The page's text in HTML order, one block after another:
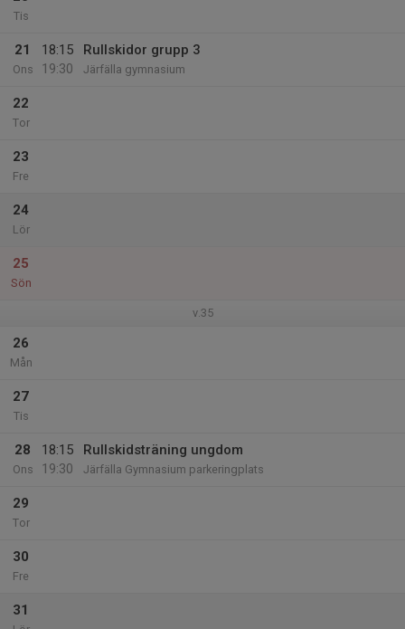
Tis
21
Ons
18:15
19:30
Rullskidor grupp 3
Järfälla gymnasium
22
Tor
23
Fre
24
Lör
25
Sön
v.35
26
Mån
27
Tis
28
Ons
18:15
19:30
Rullskidsträning ungdom
Järfälla Gymnasium parkeringplats
29
Tor
30
Fre
31